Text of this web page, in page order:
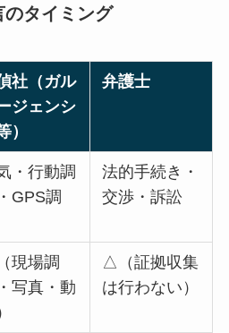
のタイミング
社（ガル
ジェンシ
）
弁護士
・行動調
GPS調
法的手続き・
交渉・訴訟
現場調
写真・動
△（証拠収集
は行わない）